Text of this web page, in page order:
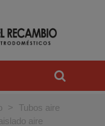
>
Tubos aire
aire